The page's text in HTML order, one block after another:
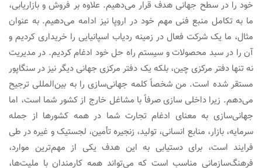
خود را در سطح جهانی هدف قرار می‌دهیم. علاوه بر فروش و بازاریابی،
ما به تکامل منبع فنی مهم خود در اروپا نیز ادامه می‌دهیم. به عنوان
مثال، ما یک شرکت فعال در زمینه ردیاب اسپانیایی را خریداری کردیم و
آن را در سبد محصولات و سیستم راه حل خود ادغام کردیم. در مدیریت
نه تنها دفتر مرکزی چین، بلکه یک دفتر مرکزی جهانی دیگر نیز در سنگاپور
مستقر شده است. من شخصاً کلمه جهانی‌سازی را به بین‌المللی ترجیح
می‌دهم. زیرا داخلی سازی صرفاً با مشاغل خارج از کشور شما است، اما
جهانی‌سازی به معنای ادغام تجارت شما در همه کشورها از جمله
سرمایه، بازار، منابع انسانی، تولید، زنجیره تأمین، لجستیک و غیره در طی
فرایند است، برای دستیابی به این هدف یکی از مهم‌ترین موارد،
فرهنگ‌سازمانی مناسب است که می‌تواند همه کارمندان با ملیت‌ها،